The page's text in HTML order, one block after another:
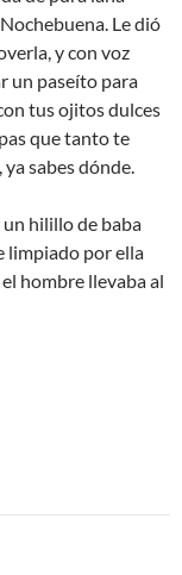
Le dió
y con voz
un paseíto para
tus ojitos dulces
que tanto te
sabes dónde.
hilillo de baba
limpiado por ella
hombre llevaba al